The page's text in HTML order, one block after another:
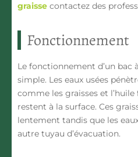
graisse contactez des
Fonctionnement
Le fonctionnement d’un bac
simple. Les eaux usées
comme les graisses et
restent à la surface. Ces
lentement tandis que les
autre tuyau d’évacuation.